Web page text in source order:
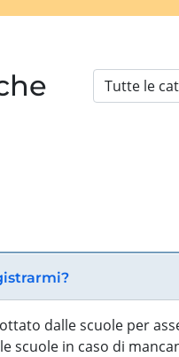
dalle scuole per
in caso di